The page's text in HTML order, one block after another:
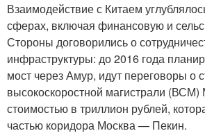
Взаимодействие с Китаем
сферах, включая финансовую и
Стороны договорились о
инфраструктуры: до 2016 года
мост через Амур, идут переговоры о
высокоскоростной магистрали
стоимостью в триллион рублей,
частью коридора Москва — Пекин.